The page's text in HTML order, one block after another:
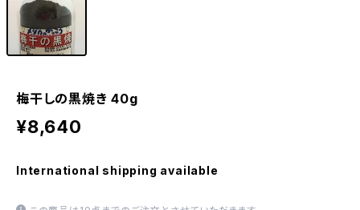
梅干しの黒焼き 40g
¥8,640
International shipping available